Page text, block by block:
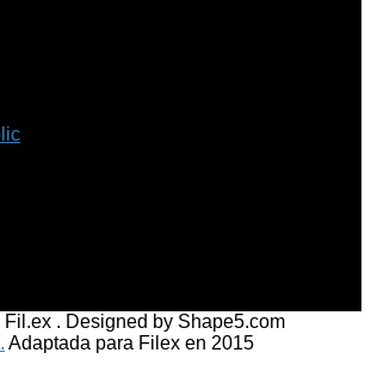
. Designed by Shape5.com
Adaptada para Filex en 2015